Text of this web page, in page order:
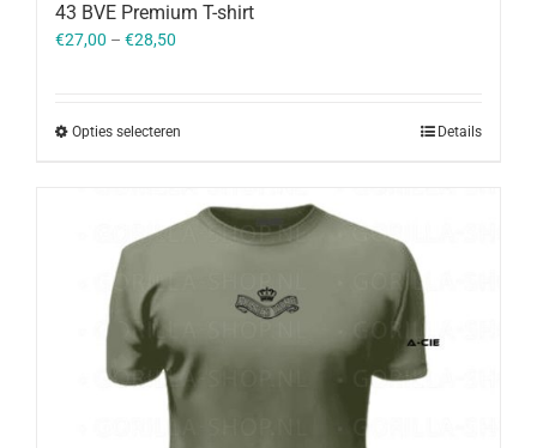
43 BVE Premium T-shirt
€27,00 – €28,50
Opties selecteren Details